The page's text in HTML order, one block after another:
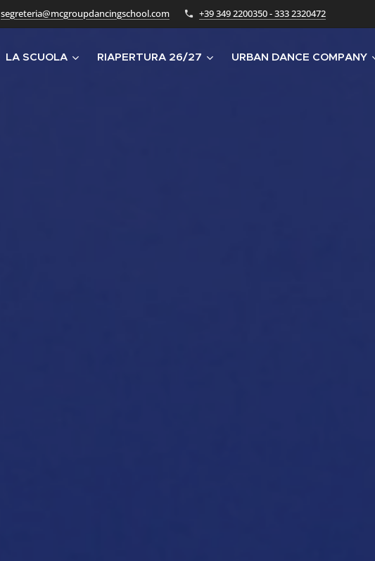
segreteria@mcgroupdancingschool.com +39 349 2200350 - 333 2320472
LA SCUOLA RIAPERTURA 26/27 URBAN DANCE COMPANY